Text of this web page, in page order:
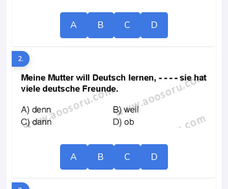
A B C D
2.
A B C D